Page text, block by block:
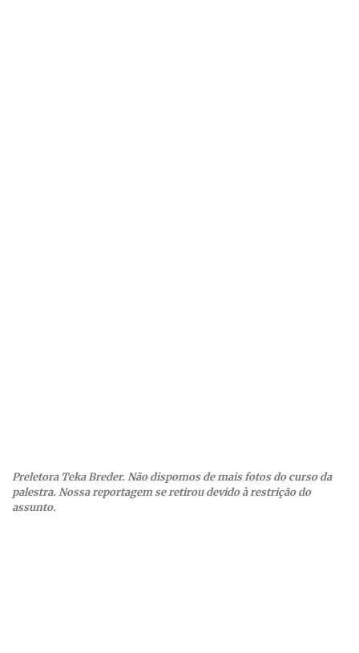
Preletora Teka Breder. Não dispomos de mais fotos do curso da
palestra. Nossa reportagem se retirou devido à restrição do
assunto.